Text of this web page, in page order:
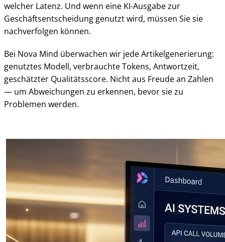
welcher Latenz. Und wenn eine KI-Ausgabe zur
Geschäftsentscheidung genutzt wird, müssen Sie sie
nachverfolgen können.
Bei Nova Mind überwachen wir jede Artikelgenerierung:
genutztes Modell, verbrauchte Tokens, Antwortzeit,
geschätzter Qualitätsscore. Nicht aus Freude an Zahlen
— um Abweichungen zu erkennen, bevor sie zu
Problemen werden.